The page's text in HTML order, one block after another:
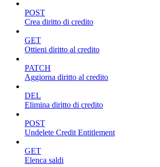
POST
Crea diritto di credito
GET
Ottieni diritto al credito
PATCH
Aggiorna diritto al credito
DEL
Elimina diritto di credito
POST
Undelete Credit Entitlement
GET
Elenca saldi